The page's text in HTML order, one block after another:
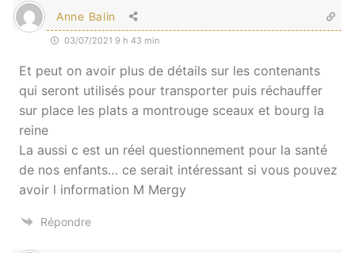
Anne Balin
03/07/2021 9 h 43 min
Et peut on avoir plus de détails sur les contenants
qui seront utilisés pour transporter puis réchauffer
sur place les plats a montrouge sceaux et bourg la
reine
La aussi c est un réel questionnement pour la santé
de nos enfants… ce serait intéressant si vous pouvez
avoir l information M Mergy
Répondre